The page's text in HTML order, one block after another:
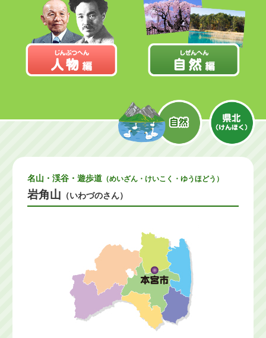
名山・渓谷・遊歩道（めいざん・けいこく・ゆうほどう）
岩角山 （いわづのさん）